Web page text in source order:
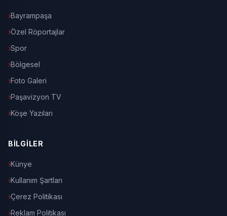
Bayrampaşa
Özel Röportajlar
Spor
Bölgesel
Foto Galeri
Paşavizyon TV
Köşe Yazıları
BİLGİLER
Künye
Kullanım Şartları
Çerez Politikası
Reklam Politikası